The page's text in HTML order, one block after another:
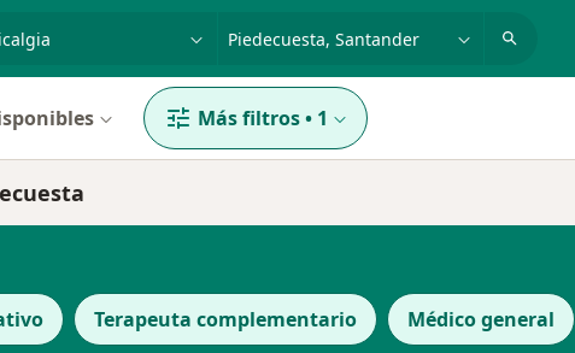
Más filtros• 1
Terapeuta complementario Médico general